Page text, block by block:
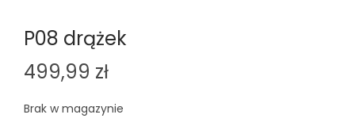
P08 drążek
499,99 zł
Brak w magazynie